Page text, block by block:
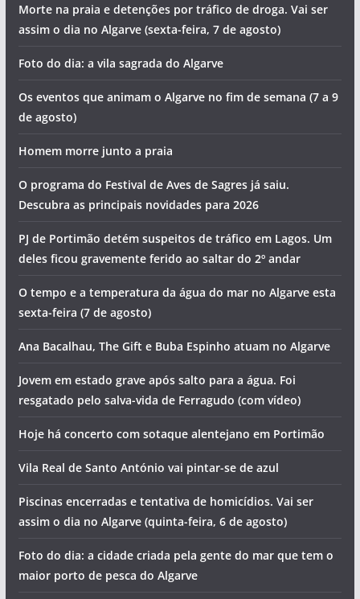
Morte na praia e detenções por tráfico de droga. Vai ser
assim o dia no Algarve (sexta-feira, 7 de agosto)
Foto do dia: a vila sagrada do Algarve
Os eventos que animam o Algarve no fim de semana (7 a 9
de agosto)
Homem morre junto a praia
O programa do Festival de Aves de Sagres já saiu.
Descubra as principais novidades para 2026
PJ de Portimão detém suspeitos de tráfico em Lagos. Um
deles ficou gravemente ferido ao saltar do 2º andar
O tempo e a temperatura da água do mar no Algarve esta
sexta-feira (7 de agosto)
Ana Bacalhau, The Gift e Buba Espinho atuam no Algarve
Jovem em estado grave após salto para a água. Foi
resgatado pelo salva-vida de Ferragudo (com vídeo)
Hoje há concerto com sotaque alentejano em Portimão
Vila Real de Santo António vai pintar-se de azul
Piscinas encerradas e tentativa de homicídios. Vai ser
assim o dia no Algarve (quinta-feira, 6 de agosto)
Foto do dia: a cidade criada pela gente do mar que tem o
maior porto de pesca do Algarve